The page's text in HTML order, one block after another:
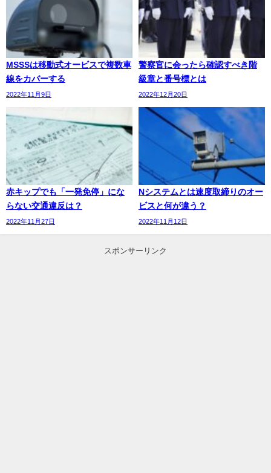
MSSSは移動式オービスで複数車
線をカバーする
2022年11月9日
警察官に会ったら確認すべき階
級章と番号標とは
2022年12月20日
赤キップでも「一発免停」にな
らない交通違反は？
2022年11月27日
Nシステムとは速度取締りのオー
ビスと何が違う？
2022年11月12日
スポンサーリンク